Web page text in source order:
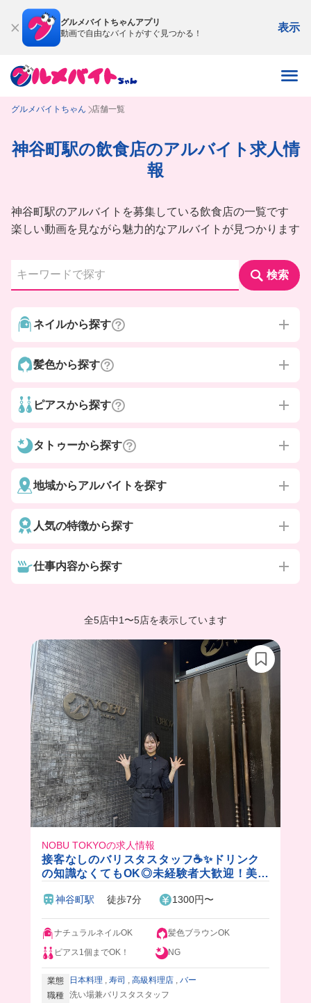
グルメバイトちゃんアプリ
動画で自由なバイトがすぐ見つかる！
表示
グルメバイトちゃん 店舗一覧
神谷町駅の飲食店のアルバイト求人情
報
神谷町駅のアルバイトを募集している飲食店の一覧です
楽しい動画を見ながら魅力的なアルバイトが見つかります
検索
ネイルから探す
髪色から探す
ピアスから探す
タトゥーから探す
地域からアルバイトを探す
人気の特徴から探す
仕事内容から探す
全5店中1 〜5店を表示しています
NOBU TOKYOの求人情報
接客なしのバリスタスタッフ☕️✨ドリンク
の知識なくてもOK◎未経験者大歓迎！美味
神谷町駅 徒歩7分 1300円〜
ナチュラルネイルOK
髪色ブラウンOK
ピアス1個までOK！
NG
業態 日本料理 , 寿司 , 高級料理店 , バー
職種 洗い場兼バリスタスタッフ